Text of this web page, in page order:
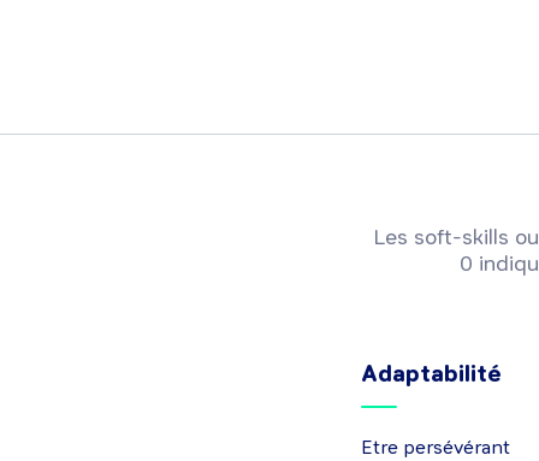
Les soft-skills
0
Adaptabilité
Etre persévérant